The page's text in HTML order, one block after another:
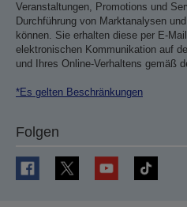
Veranstaltungen, Promotions und
Durchführung von Marktanalysen
können. Sie erhalten diese per E-
elektronischen Kommunikation auf
und Ihres Online-Verhaltens gemäß
*Es gelten Beschränkungen
Folgen